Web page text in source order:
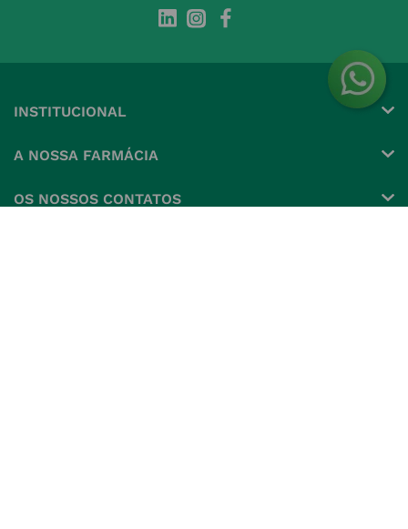
INSTITUCIONAL
Produtos Favoritos
A NOSSA FARMÁCIA
OS NOSSOS CONTATOS